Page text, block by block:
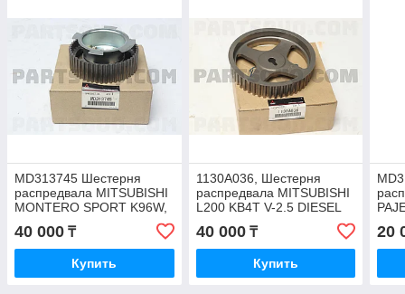
MD313745 Шестерня
распредвала MITSUBISHI
MONTERO SPORT K96W,
PAJERO SPORT K96W,
JAPAN
40 000 ₸
Купить
1130A036, Шестерня
распредвала MITSUBISHI
L200 KB4T V-2.5 DIESEL
4D56, JAPAN
40 000₸
Купить
20